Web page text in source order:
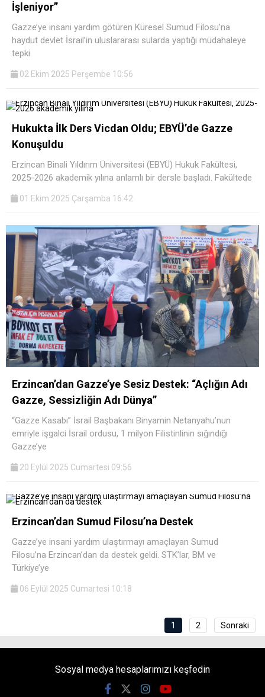
İşleniyor”
Gazze’ye insani yardım götüren Küresel Sumud Filosu’na
haydut devlet İsrail’in uluslararası sularda yaptığı müdahaleye
tepki
02 Ekim 2025 Perşembe 10:56
Hukukta İlk Ders Vicdan Oldu; EBYÜ’de Gazze
Konuşuldu
Erzincan Binali Yıldırım Üniversitesi (EBYÜ) Hukuk Fakültesi,
2025-2026 akademik yılına anlamlı bir dersle başladı. Fakültede
01 Ekim 2025 Çarşamba 16:42
Erzincan’dan Gazze’ye Sesiz Destek: “Açlığın Adı
Gazze, Sessizliğin Adı Dünya”
“Gazze Kasabı” İsrail Başbakanı Binyamin Netanyahu’nun
emriyle işgalci İsrail ordusu, 1 milyon Filistinlinin sığındığı
Gazze’ye
20 Eylül 2025 Cumartesi 09:56
Erzincan’dan Sumud Filosu’na Destek
Gazze’ye insani yardım ulaştırmayı amaçlayan Sumud
Filosu’na Erzincan’dan da destek geldi. STK’lar, BM ve
Türkiye’ye
06 Eylül 2025 Cumartesi 10:18
1 2 Sonraki
Sosyal medya hesaplarımızı keşfedin